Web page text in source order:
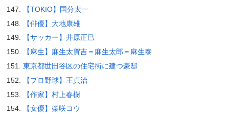
【TOKIO】国分太一
【俳優】大地康雄
【サッカー】井原正巳
【麻生】麻生太賀吉＝麻生太郎＝麻生泰
東京都世田谷区の住宅街に建つ豪邸
【プロ野球】王貞治
【作家】村上春樹
【女優】柴咲コウ